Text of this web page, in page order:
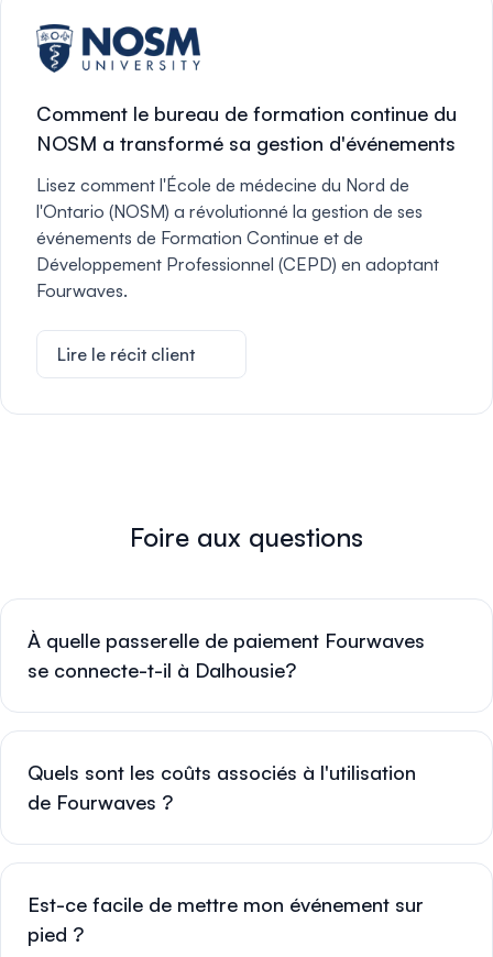
Comment le bureau de formation continue du
NOSM a transformé sa gestion d'événements
Lisez comment l'École de médecine du Nord de
l'Ontario (NOSM) a révolutionné la gestion de ses
événements de Formation Continue et de
Développement Professionnel (CEPD) en adoptant
Fourwaves.
Lire le récit client
Foire aux questions
À quelle passerelle de paiement Fourwaves
se connecte-t-il à Dalhousie?
Quels sont les coûts associés à l'utilisation
de Fourwaves ?
Est-ce facile de mettre mon événement sur
pied ?